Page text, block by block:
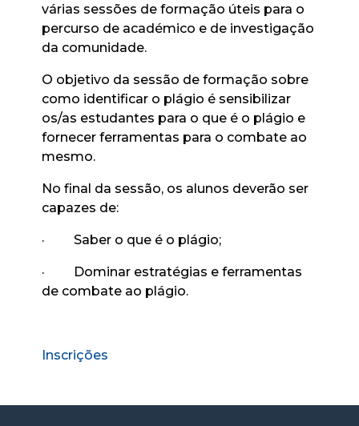
várias sessões de formação úteis para o
percurso de académico e de investigação
da comunidade.
O objetivo da sessão de formação sobre
como identificar o plágio é sensibilizar
os/as estudantes para o que é o plágio e
fornecer ferramentas para o combate ao
mesmo.
No final da sessão, os alunos deverão ser
capazes de:
·Saber o que é o plágio;
· Dominar estratégias e ferramentas
de combate ao plágio.
Inscrições